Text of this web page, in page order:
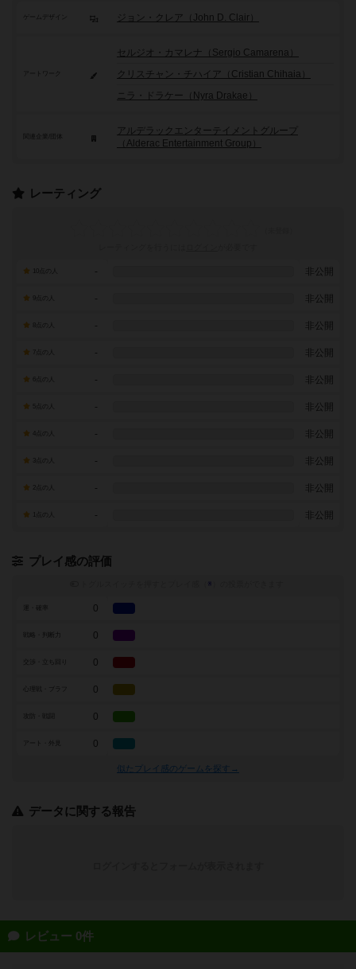
ゲームデザイン ジョン・クレア（John D. Clair）
アートワーク
セルジオ・カマレナ（Sergio Camarena）
クリスチャン・チハイア（Cristian Chihaia）
ニラ・ドラケー（Nyra Drakae）
アルデラックエンターテイメントグループ
（Alderac Entertainment Group）
レーティング
- 非公開
- 非公開
- 非公開
7点の人 - 非公開
- 非公開
- 非公開
- 非公開
- 非公開
- 非公開
- 非公開
プレイ感の評価
※
0
戦略・判断力 0
0
0
0
アート・外見 0
似たプレイ感のゲームを探す→
データに関する報告
レビュー 0件